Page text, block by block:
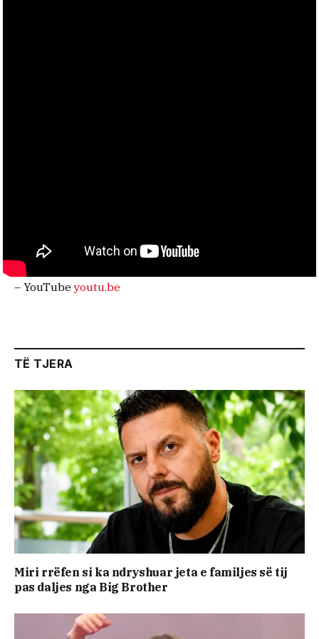
– YouTube youtu.be
TË TJERA
Miri rrëfen si ka ndryshuar jeta e familjes së tij
pas daljes nga Big Brother